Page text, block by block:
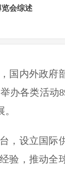
会综述
国内外政府
办各类活动
，设立国际
验，推动全